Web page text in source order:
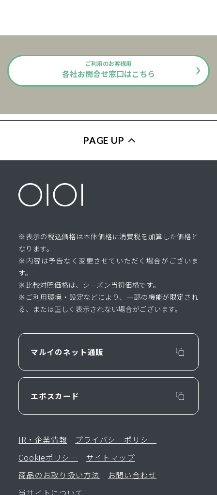
ご利用のお客様用
各社お問合せ窓口はこちら
PAGE UP
※表示の税込価格は本体価格に消費税を加算した価格と
なります。
※内容は予告なく変更させていただく場合がございま
す。
※比較対照価格は、シーズン当初価格です。
※ご利用環境・設定などにより、一部の機能が限定され
る、または正しく表示されない場合がございます。
マルイのネット通販
エポスカード
IR・企業情報
プライバシーポリシー
Cookieポリシー
サイトマップ
商品のお取り扱い方法
お問い合わせ
当サイトについて